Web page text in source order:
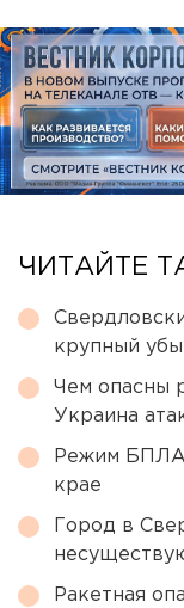
ЧИТАЙТЕ
крупный
Чем опасны
Украина
Режим
крае
Город в
Ракетная